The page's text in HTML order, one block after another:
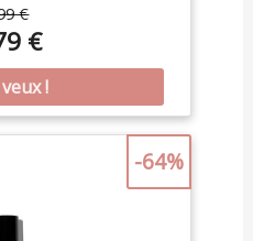
POUR TOUTES LES
pour toutes les
Gelée hydrate et définit
durant 100H et protège
et de l’humidité.
figer (1). COMMENT
humides, par section.
vos boucles et laisser
diffuseur. Vous pouvez
€
€
-64%